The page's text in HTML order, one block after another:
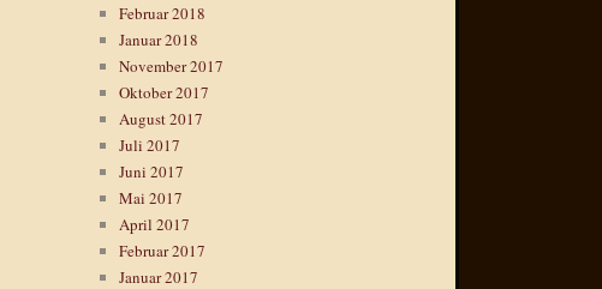
Februar 2018
Januar 2018
November 2017
Oktober 2017
August 2017
Juli 2017
Juni 2017
Mai 2017
April 2017
Februar 2017
Januar 2017